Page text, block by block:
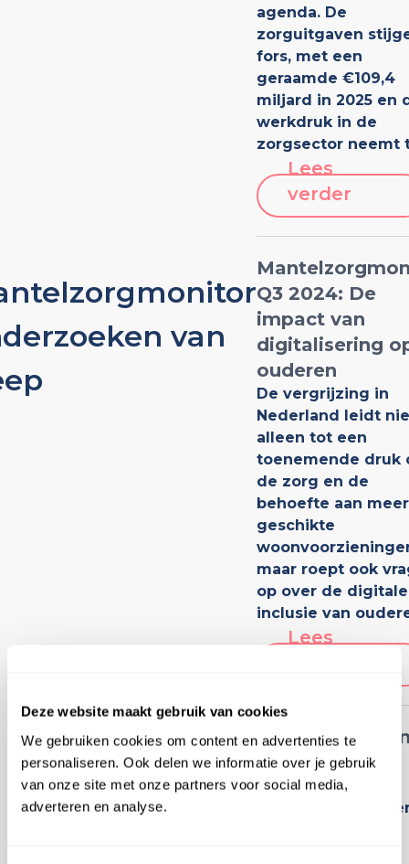
Deze website maakt gebruik van cookies
We gebruiken cookies om content en advertenties te
personaliseren. Ook delen we informatie over je gebruik
van onze site met onze partners voor social media,
adverteren en analyse.
van
agenda. De
zorguitgaven
fors, met een
geraamde €109,4
miljard in 2025 en
werkdruk in de
zorgsector neemt
Lees
verder
Q3 2024: De
impact van
digitalisering
ouderen
De vergrijzing in
Nederland leidt
alleen tot een
toenemende druk
de zorg en de
behoefte aan meer
geschikte
maar roept ook
op over de digitale
inclusie van
Lees
Q2 2024
Naarmate de
vergrijzing